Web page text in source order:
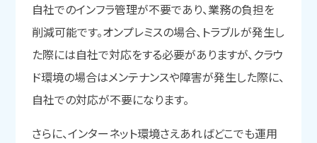
自社でのインフラ管理が不要であり、業務の負担を
削減可能です。オンプレミスの場合、トラブルが発生し
た際には自社で対応をする必要がありますが、クラウ
ド環境の場合はメンテナンスや障害が発生した際に、
自社での対応が不要になります。
さらに、インターネット環境さえあればどこでも運用